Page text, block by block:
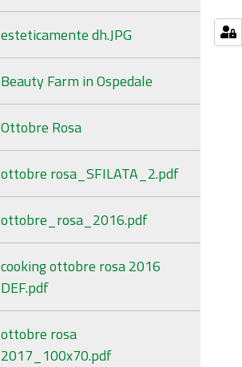
esteticamente dh.JPG
Beauty Farm in Ospedale
Ottobre Rosa
ottobre rosa_SFILATA_2.pdf
ottobre_rosa_2016.pdf
cooking ottobre rosa 2016
DEF.pdf
ottobre rosa
2017_100x70.pdf